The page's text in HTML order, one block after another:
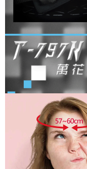
１．透過由恩沛科技股份
易，需依本服務之必要範圍
權轉讓予恩沛科技股份有限
https://aftee.tw/terms/
３．未成年的使用者請事
「AFTEE先享後付」，若
４．使用「AFTEE先享後
時審查核予不同之上限額
請求用戶進行身份認證。
５．嚴禁一人註冊多個帳
恩沛科技股份有限公司將
每筆NT$80，滿